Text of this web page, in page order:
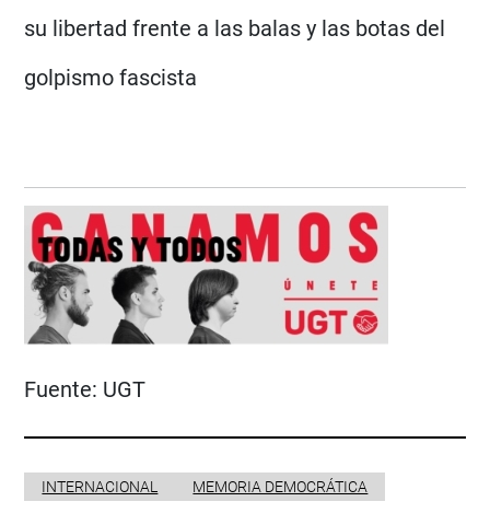
su libertad frente a las balas y las botas del
golpismo fascista
Fuente: UGT
INTERNACIONAL MEMORIA DEMOCRÁTICA